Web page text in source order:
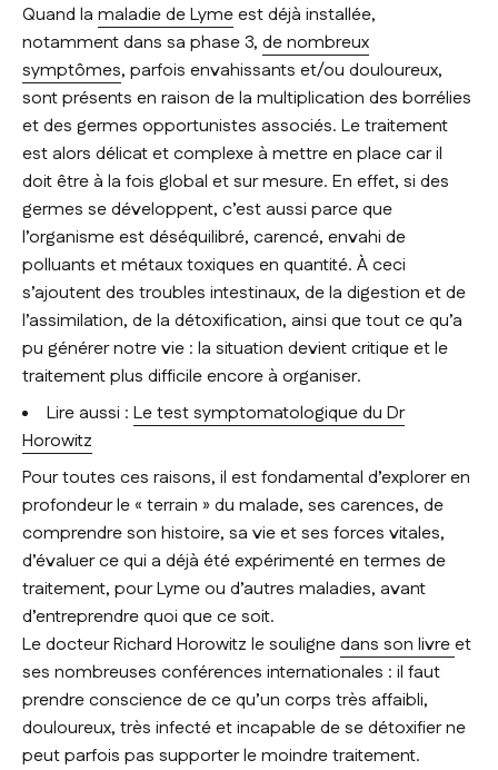
Quand la maladie de Lymeest déjà installée,
notamment dans sa phase 3, de nombreux
symptômes, parfois envahissants et/ou douloureux,
sont présents en raison de la multiplication des borrélies
et des germes opportunistes associés. Le traitement
est alors délicat et complexe à mettre en place car il
doit être à la fois global et sur mesure. En effet, si des
germes se développent, c’est aussi parce que
l’organisme est déséquilibré, carencé, envahi de
polluants et métaux toxiques en quantité. À ceci
s’ajoutent des troubles intestinaux, de la digestion et de
l’assimilation, de la détoxification, ainsi que tout ce qu’a
pu générer notre vie : la situation devient critique et le
traitement plus difficile encore à organiser.
Lire aussi : Le test symptomatologique du Dr
Horowitz
Pour toutes ces raisons, il est fondamental d’explorer en
profondeur le « terrain » du malade, ses carences, de
comprendre son histoire, sa vie et ses forces vitales,
d’évaluer ce qui a déjà été expérimenté en termes de
traitement, pour Lyme ou d’autres maladies, avant
d’entreprendre quoi que ce soit.
Le docteur Richard Horowitz le soulignedans son livreet
ses nombreuses conférences internationales : il faut
prendre conscience de ce qu’un corps très affaibli,
douloureux, très infecté et incapable de se détoxifier ne
peut parfois pas supporter le moindre traitement.